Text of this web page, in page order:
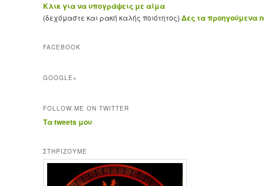
Κλικ για να υπογράψεις με αίμα
(δεχόμαστε και ρακή καλής ποιότητος) Δες τα προηγούμενα
FACEBOOK
GOOGLE+
FOLLOW ME ON TWITTER
Τα tweets μου
ΣΤΗΡΊΖΟΥΜΕ